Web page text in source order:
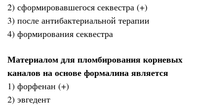
2) сформировавшегося секвестра (+)
3) после антибактериальной терапии
4) формирования секвестра
Материалом для пломбирования корневых
каналов на основе формалина является
1) форфенан (+)
2) эвгедент